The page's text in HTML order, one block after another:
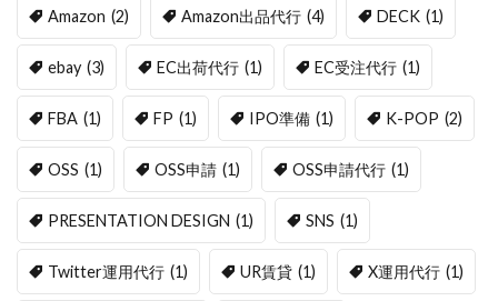
Amazon (2) Amazon出品代行 (4) DECK (1)
ebay (3) EC出荷代行 (1) EC受注代行 (1)
FBA (1) FP (1) IPO準備 (1) K-POP (2)
OSS (1) OSS申請 (1) OSS申請代行 (1)
PRESENTATION DESIGN (1) SNS (1)
Twitter運用代行 (1) UR賃貸 (1) X運用代行 (1)